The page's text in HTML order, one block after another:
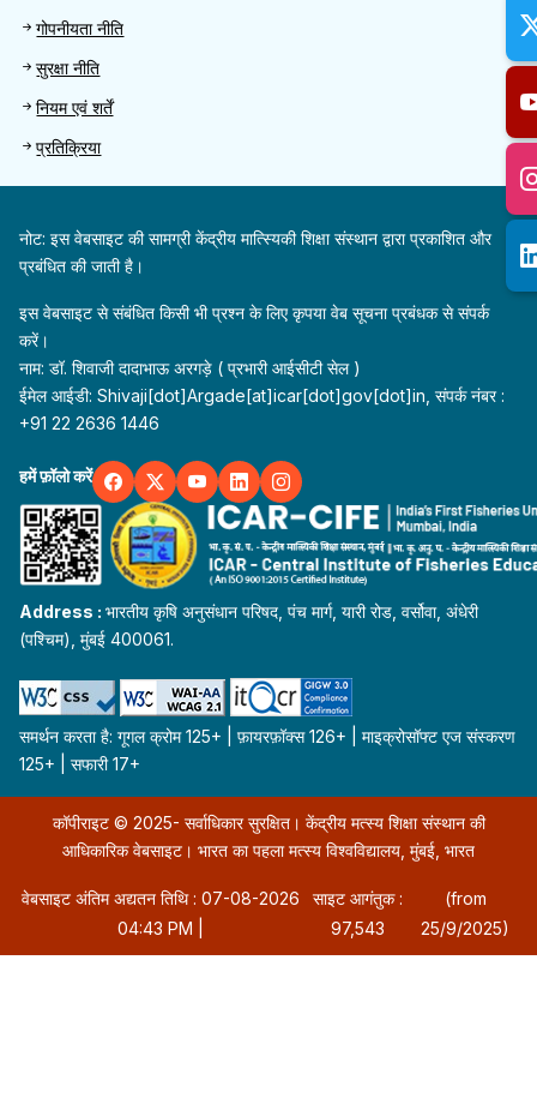
गोपनीयता नीति
सुरक्षा नीति
नियम एवं शर्तें
प्रतिक्रिया
नोट: इस वेबसाइट की सामग्री केंद्रीय मात्स्यिकी शिक्षा संस्थान द्वारा प्रकाशित और
प्रबंधित की जाती है।
इस वेबसाइट से संबंधित किसी भी प्रश्न के लिए कृपया वेब सूचना प्रबंधक से संपर्क
करें।
नाम: डॉ. शिवाजी दादाभाऊ अरगड़े ( प्रभारी आईसीटी सेल )
ईमेल आईडी: Shivaji[dot]Argade[at]icar[dot]gov[dot]in, संपर्क नंबर :
+91 22 2636 1446
हमें फ़ॉलो करें
Address :भारतीय कृषि अनुसंधान परिषद, पंच मार्ग, यारी रोड, वर्सोवा, अंधेरी
(पश्चिम), मुंबई 400061.
समर्थन करता है: गूगल क्रोम 125+ | फ़ायरफ़ॉक्स 126+ | माइक्रोसॉफ्ट एज संस्करण
125+ | सफारी 17+
कॉपीराइट © 2025- सर्वाधिकार सुरक्षित। केंद्रीय मत्स्य शिक्षा संस्थान की
आधिकारिक वेबसाइट। भारत का पहला मत्स्य विश्वविद्यालय, मुंबई, भारत
वेबसाइट अंतिम अद्यतन तिथि : 07-08-2026
04:43 PM |
साइट आगंतुक :
97,543
(from
25/9/2025)